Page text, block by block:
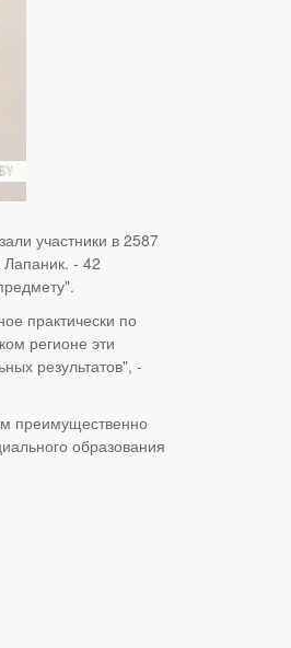
участники в 2587
Лапаник. - 42
практически по
регионе эти
результатов", -
преимущественно
образования